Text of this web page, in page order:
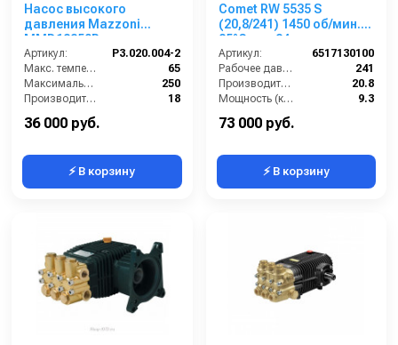
Насос высокого
давления Mazzoni
MMD18250R
Артикул:
P3.020.004-2
Макс. температура воды (°C):
65
Максимальное давление (бар):
250
Производительность (л/мин):
18
36 000 руб.
⚡ В корзину
Comet RW 5535 S
(20,8/241) 1450 об/мин.
85°C вал 24мм
Артикул:
6517130100
Рабочее давление (бар):
241
Производительность (л/мин):
20.8
Мощность (кВт):
9.3
73 000 руб.
⚡ В корзину